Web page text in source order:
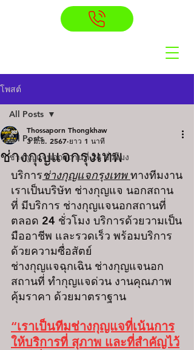
โพสต์
All Posts
ช่างกุญแจนอกสถานที่ 24 ชั่วโมง
All Posts
ช่างกุญแจกรุงเทพ
Thossaporn Thongkhaw
3 มิ.ย. 2567 ยาว 1 นาที
บริการช่างกุญแจกรุงเทพ ทางทีมงาน
เราเป็นบริษัท ช่างกุญแจ นอกสถาน
ที่ มีบริการ ช่างกุญแจนอกสถานที่
ตลอด 24 ชั่วโมง บริการด้วยวามเป็น
มืออาชีพ และรวดเร็ว พร้อมบริการ
ด้วยความซื่อสัตย์
ช่างกุญแจฉุกเฉิน ช่างกุญแจนอก
สถานที่ ทำกุญแจด่วน งานคุณภาพ
คุ้มราคา ด้วยมาตราฐาน
“เราเป็นทีมช่างกุญแจที่เน้นการ
ให้บริการที่ สุภาพ และที่สำคัญไว้